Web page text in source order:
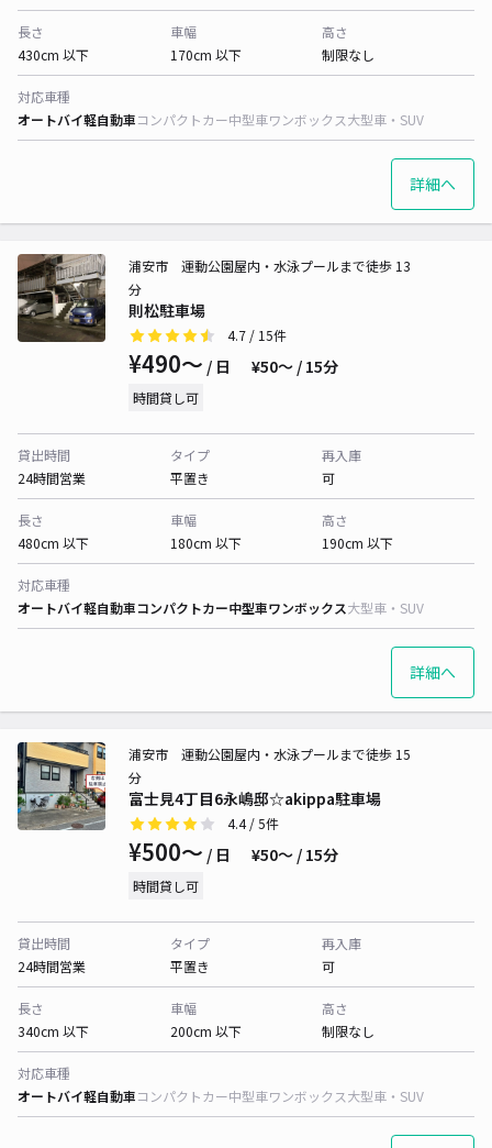
長さ
430cm 以下
車幅
170cm 以下
高さ
制限なし
対応車種
オートバイ軽自動車コンパクトカー中型車ワンボックス大型車・SUV
詳細へ
則松駐車場
浦安市 運動公園屋内・水泳プールまで徒歩 13
分
4.7 / 15件
¥490〜 / 日 ¥50〜 / 15分
時間貸し可
貸出時間
24時間営業
タイプ
平置き
再入庫
可
長さ
480cm 以下
車幅
180cm 以下
高さ
190cm 以下
対応車種
オートバイ軽自動車コンパクトカー中型車ワンボックス大型車・SUV
詳細へ
富士見4丁目6永嶋邸☆akippa駐車場
浦安市 運動公園屋内・水泳プールまで徒歩 15
分
4.4/ 5件
¥500〜 / 日 ¥50〜 / 15分
時間貸し可
貸出時間
24時間営業
タイプ
平置き
再入庫
可
長さ
340cm 以下
車幅
200cm 以下
高さ
制限なし
対応車種
オートバイ軽自動車コンパクトカー中型車ワンボックス大型車・SUV